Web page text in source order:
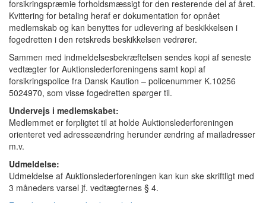
forsikringspræmie forholdsmæssigt for den resterende del af året.
Kvittering for betaling heraf er dokumentation for opnået
medlemskab og kan benyttes for udlevering af beskikkelsen i
fogedretten i den retskreds beskikkelsen vedrører.
Sammen med indmeldelsesbekræftelsen sendes kopi af seneste
vedtægter for Auktionslederforeningens samt kopi af
forsikringspolice fra Dansk Kaution – policenummer K.10256
5024970, som visse fogedretten spørger til.
Undervejs i medlemskabet:
Medlemmet er forpligtet til at holde Auktionslederforeningen
orienteret ved adresseændring herunder ændring af mailadresser
m.v.
Udmeldelse:
Udmeldelse af Auktionslederforeningen kan kun ske skriftligt med
3 måneders varsel jf. vedtægternes § 4.